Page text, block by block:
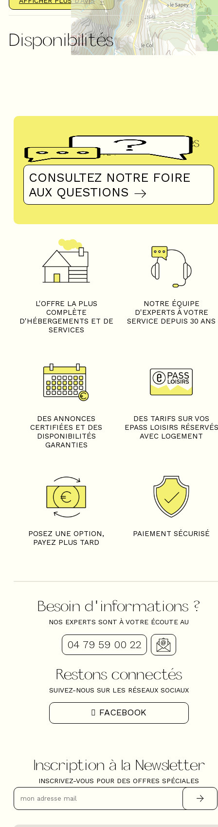
Disponibilités
Questions fréquentes
UN DOUTE ?
CONSULTEZ NOTRE FOIRE
AUX QUESTIONS
L'OFFRE LA PLUS
COMPLÈTE
D'HÉBERGEMENTS ET DE
SERVICES
NOTRE ÉQUIPE
D'EXPERTS À VOTRE
SERVICE DEPUIS 30 ANS
DES ANNONCES
CERTIFIÉES ET DES
DISPONIBILITÉS
GARANTIES
DES TARIFS SUR VOS
EPASS LOISIRS RÉSERVÉS
AVEC LOGEMENT
POSEZ UNE OPTION,
PAYEZ PLUS TARD
PAIEMENT SÉCURISÉ
Besoin d'informations ?
NOS EXPERTS SONT À VOTRE ÉCOUTE AU
04 79 59 00 22
Restons connectés
SUIVEZ-NOUS SUR LES RÉSEAUX SOCIAUX
FACEBOOK
Inscription à la Newsletter
INSCRIVEZ-VOUS POUR DES OFFRES SPÉCIALES